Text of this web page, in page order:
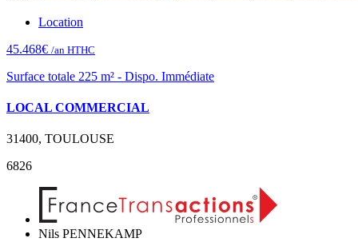
Location
45.468€ /an HTHC
Surface totale 225 m² - Dispo. Immédiate
LOCAL COMMERCIAL
31400, TOULOUSE
6826
Nils PENNEKAMP